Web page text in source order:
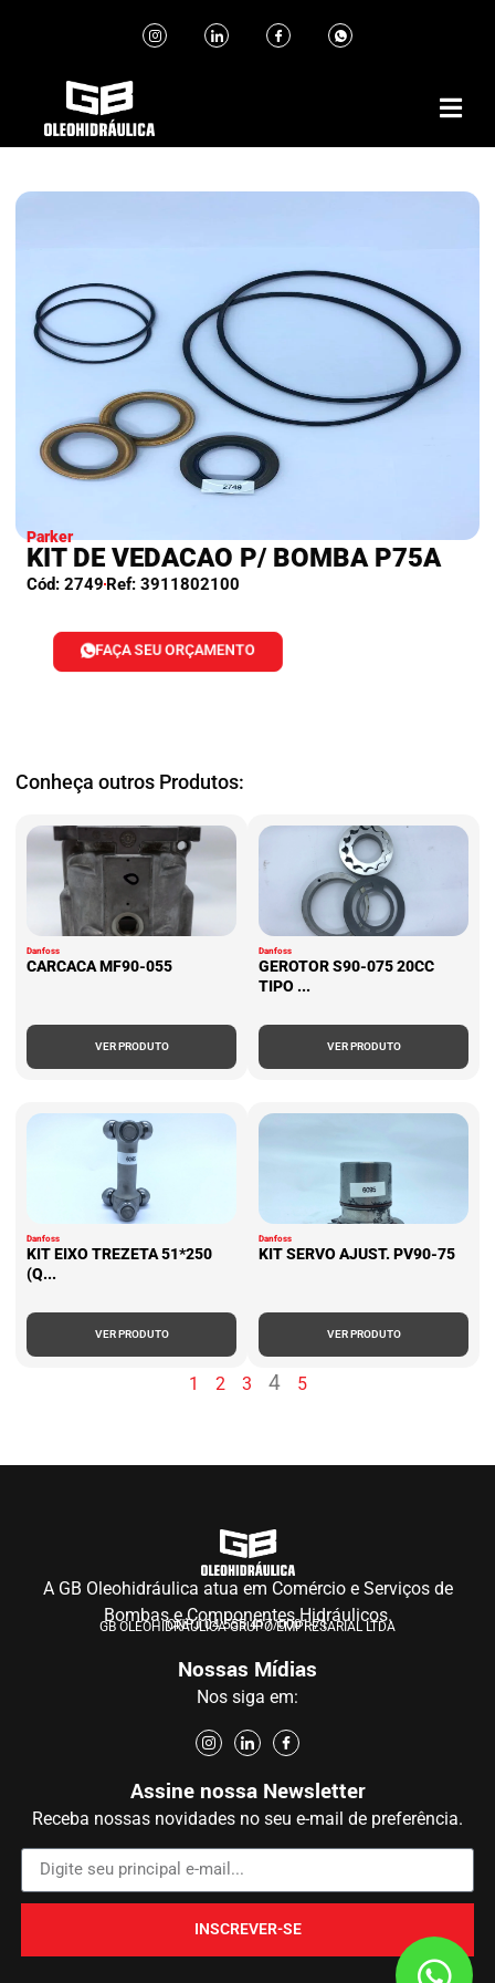
Parker
KIT DE VEDACAO P/ BOMBA P75A
Cód: 2749 Ref: 3911802100
FAÇA SEU ORÇAMENTO
Conheça outros Produtos:
Danfoss
CARCACA MF90-055
VER PRODUTO
Danfoss
GEROTOR S90-075 20CC
TIPO ...
VER PRODUTO
Danfoss
KIT EIXO TREZETA 51*250
(Q...
VER PRODUTO
Danfoss
KIT SERVO AJUST. PV90-75
VER PRODUTO
1 2 3 4 5
A GB Oleohidráulica atua em Comércio e Serviços de
Bombas e Componentes Hidráulicos.
GB OLEOHIDRÁULICA GRUPO EMPRESARIAL LTDA
CNPJ 04.555.417/0001-71
Nossas Mídias
Nos siga em:
Assine nossa Newsletter
Receba nossas novidades no seu e-mail de preferência.
INSCREVER-SE